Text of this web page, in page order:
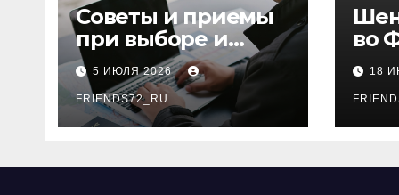
Советы и приемы
при выборе и
бронировании
авиабилетов
5 ИЮЛЯ 2026
FRIENDS72_RU
во
18